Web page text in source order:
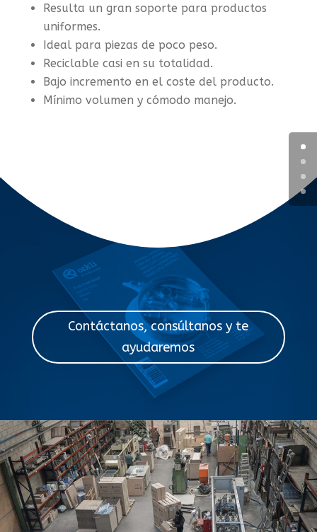
Resulta un gran soporte para productos
uniformes.
Ideal para piezas de poco peso.
Reciclable casi en su totalidad.
Bajo incremento en el coste del producto.
Mínimo volumen y cómodo manejo.
Contáctanos, consúltanos y te
ayudaremos